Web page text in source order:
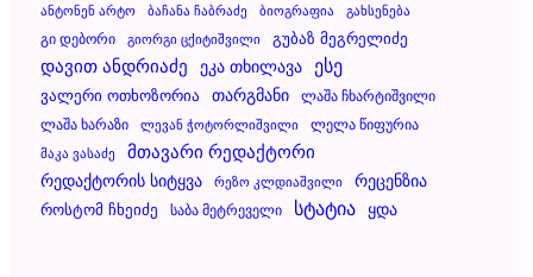
Ანტონენ Არტო Ბაჩანა Ჩაბრაძე Ბიოგრაფია
Გახსენება
Გი Დებორი
Გიორგი Ცქიტიშვილი Გუბაზ Მეგრელიძე
Დავით Ანდრიაძე Ეკა Თხილავა Ესე
Ვალერი Ოთხოზორია Თარგმანი Ლაშა Ჩხარტიშვილი
Ლაშა Ხარაზი Ლევან Ჭოტორლიშვილი
Ლელა Წიფურია
Მაკა Ვასაძე
Მთავარი Რედაქტორი
Რედაქტორის Სიტყვა Რეზო Კლდიაშვილი Რეცენზია
Როსტომ Ჩხეიძე Საბა Მეტრეველი Სტატია Ყდა